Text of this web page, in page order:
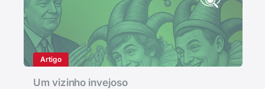
Artigo
Um vizinho invejoso